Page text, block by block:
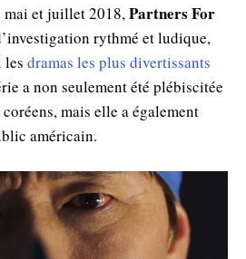
et juillet 2018, Partners For
rythmé et ludique,
les dramas les plus divertissants
a non seulement été plébiscitée
mais elle a également
américain.